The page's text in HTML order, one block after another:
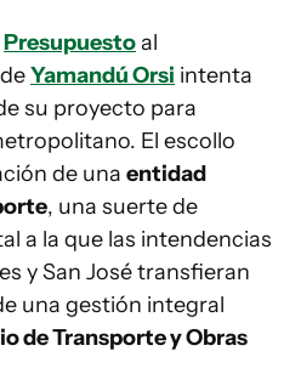
Presupuestoal
Yamandú Orsi intenta
su proyecto para
El escollo
de una entidad
, una suerte de
a la que las intendencias
y San José transfieran
una gestión integral
de Transporte y Obras